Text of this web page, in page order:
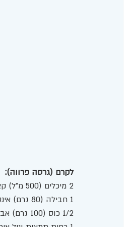
לקרם (גרסה פרווה):
2 מיכלים (500 מ"ל) קצפת צמחית
1 חבילה (80 גרם) אינסטנט פודינג וניל
1/2 כוס (100 גרם) אבקת סוכר (או יותר, לפי הטעם)